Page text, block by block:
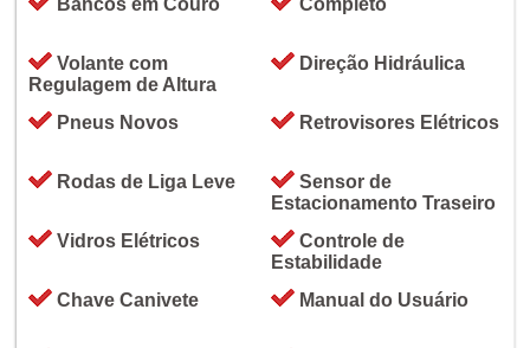
Bancos em Couro Completo
Volante com
Regulagem de Altura
Direção Hidráulica
Pneus Novos Retrovisores Elétricos
Rodas de Liga Leve
Sensor de
Estacionamento Traseiro
Vidros Elétricos
Controle de
Estabilidade
Chave Canivete
Manual do Usuário